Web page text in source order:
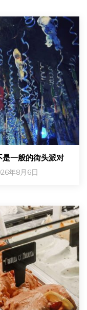
一般的街头派对
年8月6日